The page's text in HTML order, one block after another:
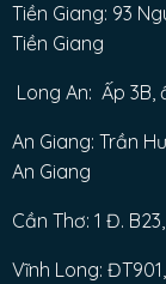
Tiền Giang: 93
Tiền Giang
Long An: Ấp 3B,
An Giang: Trần
An Giang
Cần Thơ: 1 Đ.
Vĩnh Long: